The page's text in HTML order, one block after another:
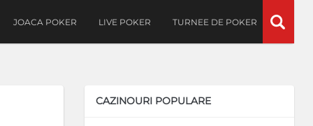
JOACA POKER LIVE POKER TURNEE DE POKER
CAZINOURI POPULARE